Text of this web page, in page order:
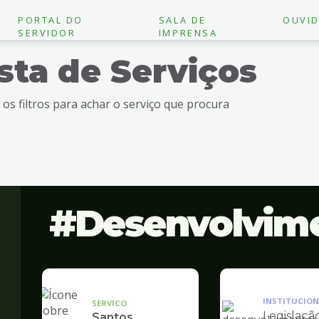
PORTAL DO
SERVIDOR
SALA DE
IMPRENSA
de Serviços
os filtros para achar o serviço que procura
SERVICO